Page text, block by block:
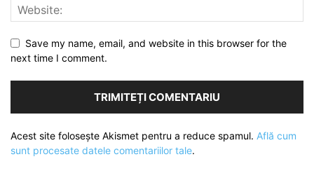
Save my name, email, and website in this browser for the
next time I comment.
Acest site folosește Akismet pentru a reduce spamul. Află cum
sunt procesate datele comentariilor tale.